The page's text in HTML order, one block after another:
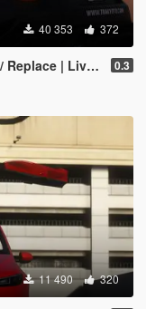
40 353 372
| Livery] 0.3
11 490 320